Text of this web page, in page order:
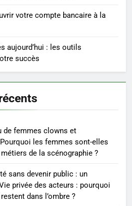
secrets révélés pour une
éclatante grâce à The
les chutes chez les
aménagement et
ÊTRE
à La Rochelle : où
votre compte bancaire à la
aujourd’hui : les outils
succès
de femmes clowns et
Pourquoi les femmes sont-elles
de la scénographie ?
sans devenir public : un
privée des acteurs : pourquoi
dans l’ombre ?